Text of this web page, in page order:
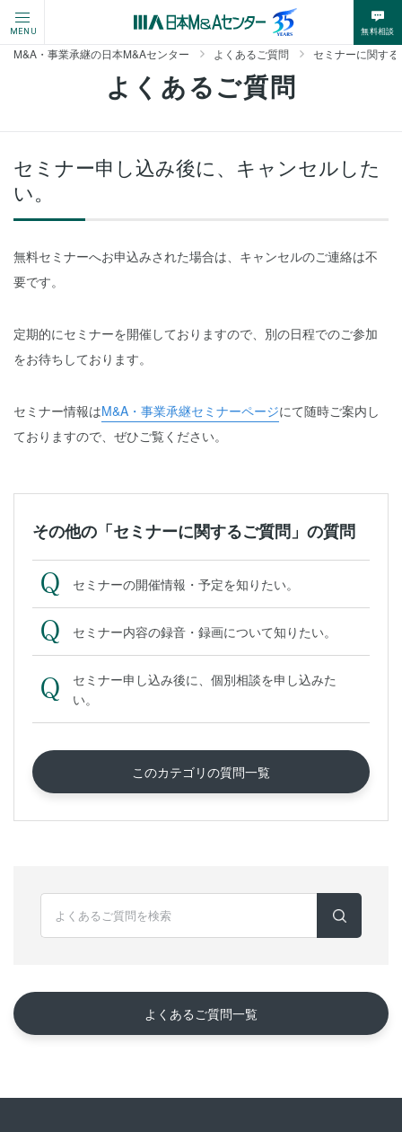
MENU 無料相談
M&A・事業承継の日本M&Aセンター よくあるご質問 セミナーに関す
よくあるご質問
セミナー申し込み後に、キャンセルした
い。
無料セミナーへお申込みされた場合は、キャンセルのご連絡は不
要です。
定期的にセミナーを開催しておりますので、別の日程でのご参加
をお待ちしております。
セミナー情報はM&A・事業承継セミナーページにて随時ご案内し
ておりますので、ぜひご覧ください。
その他の「セミナーに関するご質問」の質問
セミナーの開催情報・予定を知りたい。
セミナー内容の録音・録画について知りたい。
セミナー申し込み後に、個別相談を申し込みた
い。
このカテゴリの質問一覧
よくあるご質問一覧